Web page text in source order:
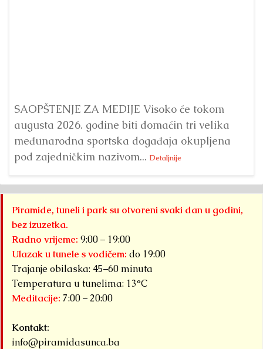
SAOPŠTENJE ZA MEDIJE Visoko će tokom
augusta 2026. godine biti domaćin tri velika
međunarodna sportska događaja okupljena
pod zajedničkim nazivom... Detaljnije
Piramide, tuneli i park su otvoreni svaki dan u godini,
bez izuzetka.
Radno vrijeme: 9:00 – 19:00
Ulazak u tunele s vodičem: do 19:00
Trajanje obilaska: 45–60 minuta
Temperatura u tunelima: 13°C
Meditacije: 7:00 – 20:00
Kontakt:
info@piramidasunca.ba